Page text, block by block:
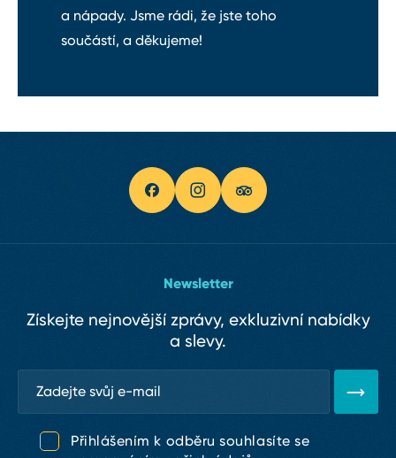
a nápady. Jsme rádi, že jste toho
součástí, a děkujeme!
Newsletter
Získejte nejnovější zprávy, exkluzivní nabídky
a slevy.
Přihlášením k odběru souhlasíte se